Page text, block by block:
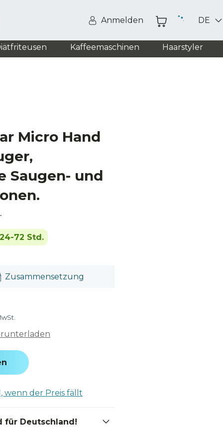
Anmelden DE
Kaffeemaschinen Haarstyler
Micro Hand
Saugen- und
72 Std.
Zusammensetzung
wenn der Preis fällt
für Deutschland!